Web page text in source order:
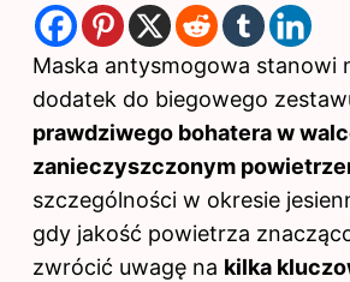
Maska antysmogowa stanowi
dodatek do biegowego
prawdziwego bohatera w
zanieczyszczonym
szczególności w okresie
gdy jakość powietrza
zwrócić uwagę na kilka